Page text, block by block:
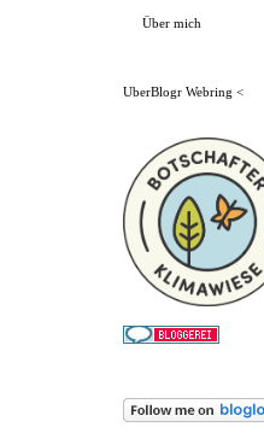
Über mich
UberBlogr Webring <